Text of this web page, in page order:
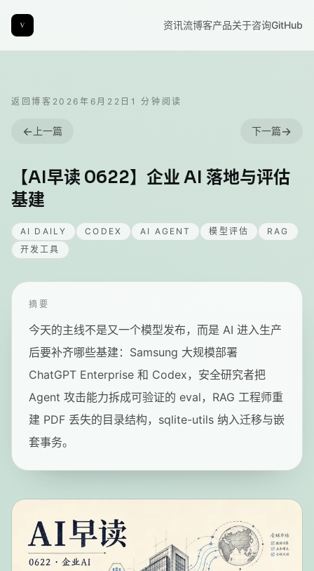
资讯流博客产品关于咨询GitHub
返回博客 2026年6月22日 1 分钟阅读
← 上一篇 下一篇→
【AI早读 0622】企业 AI 落地与评估
基建
AI DAILY CODEX AI AGENT 模型评估
RAG
开发工具
摘要
今天的主线不是又一个模型发布，而是 AI 进入生产
后要补齐哪些基建：Samsung 大规模部署
ChatGPT Enterprise 和 Codex，安全研究者把
Agent 攻击能力拆成可验证的 eval，RAG 工程师重
建 PDF 丢失的目录结构，sqlite-utils 纳入迁移与嵌
套事务。